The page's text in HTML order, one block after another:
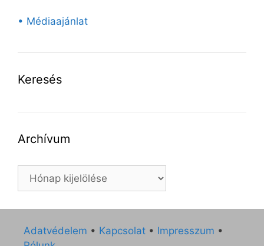
• Médiaajánlat
Keresés
Archívum
Archívum
Adatvédelem • Kapcsolat • Impresszum •